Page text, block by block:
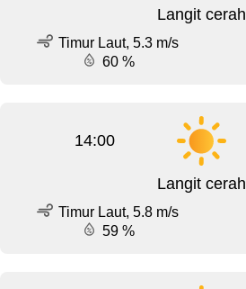
Langit cerah
Timur Laut, 5.3 m/s
60 %
14:00
Langit cerah
Timur Laut, 5.8 m/s
59 %